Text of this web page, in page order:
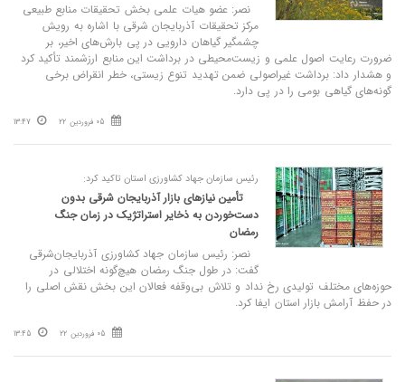
نصر: عضو هیات علمی بخش تحقیقات منابع طبیعی
مرکز تحقیقات آذربایجان شرقی با اشاره به رویش
چشمگیر گیاهان دارویی در پی بارش‌های اخیر، بر
ضرورت رعایت اصول علمی و زیست‌محیطی در برداشت این منابع ارزشمند تأکید کرد
و هشدار داد: برداشت غیراصولی ضمن تهدید تنوع زیستی، خطر انقراض برخی
گونه‌های گیاهی بومی را در پی دارد.
05 فروردین 22 13:47
رئیس سازمان جهاد کشاورزی استان تاکید کرد:
تأمین نیازهای بازار آذربایجان‌ شرقی بدون
دست‌خوردن به ذخایر استراتژیک در زمان جنگ
رمضان
نصر: رئیس سازمان جهاد کشاورزی آذربایجان‌شرقی
گفت: در طول جنگ رمضان هیچ‌گونه اختلالی در
حوزه‌های مختلف تولیدی رخ نداد و تلاش بی‌وقفه فعالان این بخش نقش اصلی را
در حفظ آرامش بازار استان ایفا کرد.
05 فروردین 22 13:45